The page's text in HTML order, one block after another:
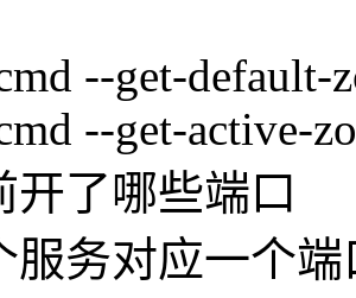
--get-default-
--get-active-
开了哪些端口
服务对应一个